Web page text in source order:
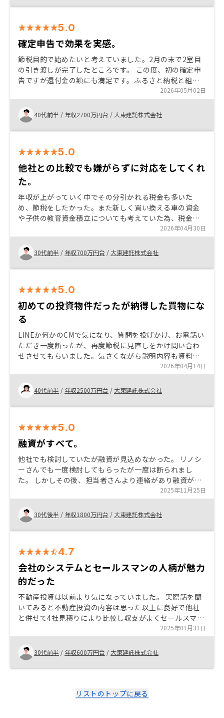
5.0
確定申告で効果を実感。
節税目的で始めたいと考えていました。2月の末で2室目
の引き渡しが完了したところです。 この度、初の確定申
告ですが還付金の額にも満足です。ふるさと納税と組み
合わせることで効果アップ。 物価もあがり支出が増えて
いくばかりなのでシミュレーションだけでも検討の価値
あります。
2026年05月02日
40代前半 / 年収2700万円台 / 大東建託株式会社
5.0
他社との比較でも嫌がらずに対応をしてくれ
た。
年収が上がっていく中でその分引かれる税金も多いた
め、節税をしたかった。また新しく買い換える車の資金
や子供の教育資金積立についても考えていた為、税金対
策と貯金が両方叶えられることがわかり不動産投資を始
めた。節税対策や投資について考えている方へオススメ
したいと思います。
2026年04月30日
30代前半 / 年収700万円台 / 大東建託株式会社
5.0
初めての投資物件だったが納得した買物にな
る
LINEか何かのCMで気になり、質問を投げかけ、お電話い
ただき一度断ったが、再度節税に見直しをかけ問い合わ
せさせてもらいました。気さくながら説明内容も資料も
十分で他の管理会社からもRENOSYさんは大手だと教わ
り安心しました。 年間の収支表がデータで良いので頂け
ますと光栄です。
2026年04月14日
40代前半 / 年収2500万円台 / 大東建託株式会社
5.0
融資がすべて。
他社でも検討していたが融資が見込めなかった。 リノシ
ーさんでも一度検討してもらったが一度は断られまし
た。 しかしその後、担当者さんより連絡があり融資が行
けそうだと連絡がありました。 もともと不動産投資をは
じめたかったので融資がつくなら。と即決しました。
2025年11月25日
30代後半 / 年収1800万円台 / 大東建託株式会社
4.7
会社のシステムとセールスマンの人柄が魅力
的だった
不動産投資は以前より気になっていました。 実際話を聞
いてみると不動産投資の内容は思った以上に良好で他社
と併せて4社見積りにより比較し収支がよくセールスマン
の人間性や会社のシステムが良かった為、リノシーに決
めました。
2025年01月31日
30代前半 / 年収600万円台 / 大東建託株式会社
リストのトップに戻る